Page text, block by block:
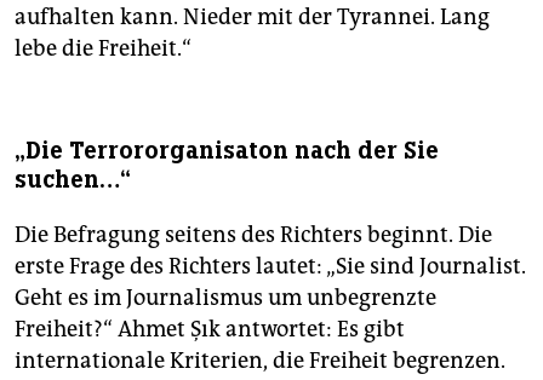
aufhalten kann. Nieder mit der Tyrannei. Lang
lebe die Freiheit.“
„Die Terrororganisaton nach der Sie
suchen…“
Die Befragung seitens des Richters beginnt. Die
erste Frage des Richters lautet: „Sie sind Journalist.
Geht es im Journalismus um unbegrenzte
Freiheit?“ Ahmet Şık antwortet: Es gibt
internationale Kriterien, die Freiheit begrenzen.